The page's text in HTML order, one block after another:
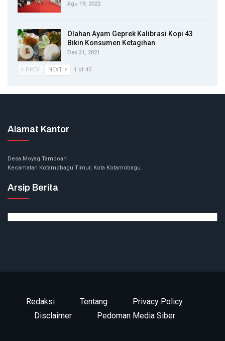
Agu 19, 2022
Olahan Ayam Geprek Kalibrasi Kopi 43
Bikin Konsumen Ketagihan
Des 31, 2021
PREV NEXT 1 of 45
Alamat Kantor
Desa Moyag Tampoan
Kecamatan Kotamobagu Timur, Kota Kotamobagu.
Arsip Berita
Redaksi Tentang
Privacy Policy
Disclaimer
Pedoman Media Siber